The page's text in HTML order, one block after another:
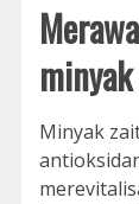
Minyak